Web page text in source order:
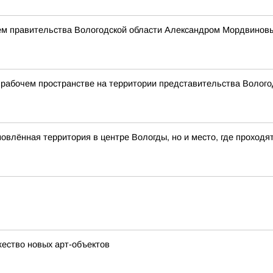
правительства Вологодской области Александром
пространстве на территории представительства
территория в центре Вологды, но и место, где
новых арт-объектов